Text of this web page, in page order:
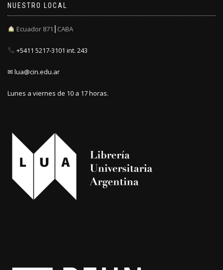
NUESTRO LOCAL
Ecuador 871┃CABA
+5411 5217-3101 int. 243
✉ lua@cin.edu.ar
Lunes a viernes de 10 a 17 horas.